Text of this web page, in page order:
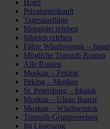
Hotel
Privatunterkunft
Tagesausflüge
Mongolei erleben
Sibirien erleben
Fähre Wladiwostok – Japan
Mögliche Transsib Routen
Alle Routen
Moskau – Peking
Peking – Moskau
St. Petersburg – Irkutsk
Moskau – Ulaan Baatar
Moskau – Wladiwostok
Transsib-Gruppenreisen
Im Linienzug